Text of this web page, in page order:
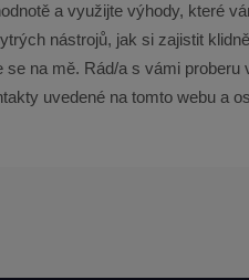
a využijte výhody, které
nástrojů, jak si zajistit
se na mě. Rád/a s vámi
uvedené na tomto webu a